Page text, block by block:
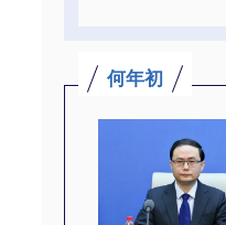
何年初